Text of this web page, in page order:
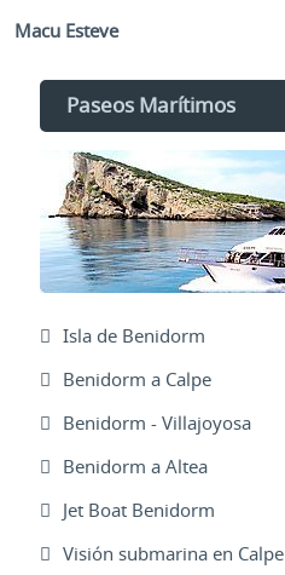
Macu Esteve
Paseos Marítimos
Isla de Benidorm
Benidorm a Calpe
Benidorm - Villajoyosa
Benidorm a Altea
Jet Boat Benidorm
Visión submarina en Calpe